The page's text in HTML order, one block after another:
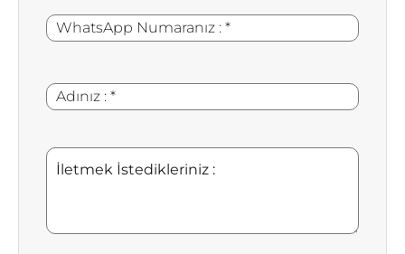
WhatsApp
Numaranız
*
Adınız
:
*
İletmek
İstedikleriniz